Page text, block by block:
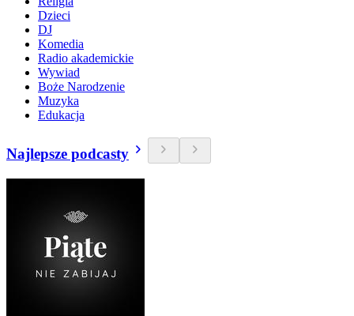
Dzieci
DJ
Komedia
Radio akademickie
Wywiad
Boże Narodzenie
Muzyka
Edukacja
Najlepsze podcasty